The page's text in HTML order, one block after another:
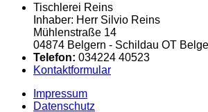
Tischlerei Reins
Inhaber: Herr Silvio Reins
Mühlenstraße 14
04874 Belgern - Schildau OT
Telefon: 034224 40523
Kontaktformular
Impressum
Datenschutz